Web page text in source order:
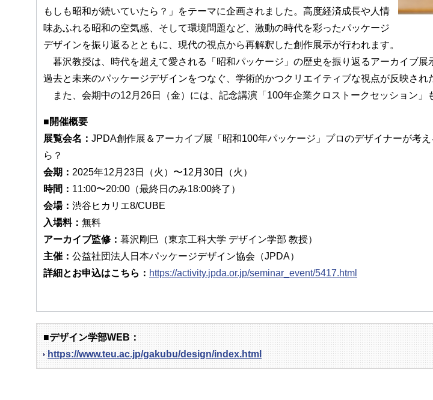
もしも昭和が続いていたら？」をテーマに企画されました。高度経済成長や人情
味あふれる昭和の空気感、そして環境問題など、激動の時代を彩ったパッケージ
デザインを振り返るとともに、現代の視点から再解釈した創作展示が行われます。
暮沢教授は、時代を超えて愛される「昭和パッケージ」の歴史を振り返るアーカイブ展
過去と未来のパッケージデザインをつなぐ、学術的かつクリエイティブな視点が反映され
また、会期中の12月26日（金）には、記念講演「100年企業クロストークセッション」
■開催概要
展覧会名： JPDA創作展＆アーカイブ展「昭和100年パッケージ」プロのデザイナーが考
ら？
会期： 2025年12月23日（火）〜12月30日（火）
時間： 11:00〜20:00（最終日のみ18:00終了）
会場： 渋谷ヒカリエ8/CUBE
入場料： 無料
アーカイブ監修： 暮沢剛巳（東京工科大学 デザイン学部 教授）
主催： 公益社団法人日本パッケージデザイン協会（JPDA）
詳細とお申込はこちら： https://activity.jpda.or.jp/seminar_event/5417.html
■デザイン学部WEB：
https://www.teu.ac.jp/gakubu/design/index.html